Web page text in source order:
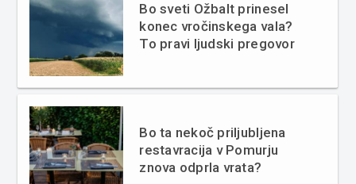
Bo sveti Ožbalt prinesel
konec vročinskega vala?
To pravi ljudski pregovor
Bo ta nekoč priljubljena
restavracija v Pomurju
znova odprla vrata?